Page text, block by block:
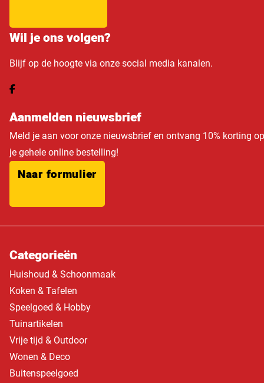
Wil je ons volgen?
Blijf op de hoogte via onze social media kanalen.
Aanmelden nieuwsbrief
Meld je aan voor onze nieuwsbrief en ontvang 10% korting op
je gehele online bestelling!
Naar formulier
Categorieën
Huishoud & Schoonmaak
Koken & Tafelen
Speelgoed & Hobby
Tuinartikelen
Vrije tijd & Outdoor
Wonen & Deco
Buitenspeelgoed